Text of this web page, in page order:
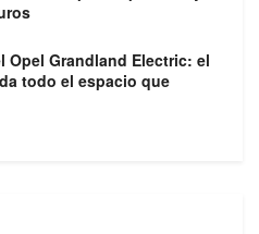
Opel Grandland Electric: el
todo el espacio que